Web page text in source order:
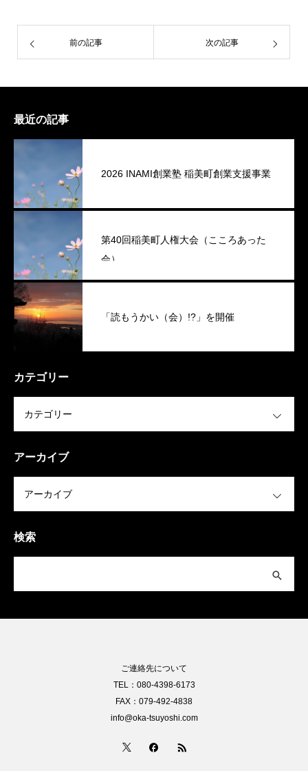
前の記事 次の記事
最近の記事
2026 INAMI創業塾 稲美町創業支援事業
第40回稲美町人権大会（こころあった
会）
「読もうかい（会）!?」を開催
カテゴリー
アーカイブ
検索
ご連絡先について
TEL：080-4398-6173
FAX：079-492-4838
info@oka-tsuyoshi.com